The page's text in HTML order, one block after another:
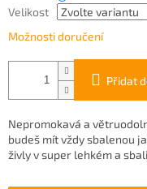
Velikost
Možnosti doručení
Přidat
Nepromokavá a
budeš mít vždy sbalenou
živly v super lehkém a